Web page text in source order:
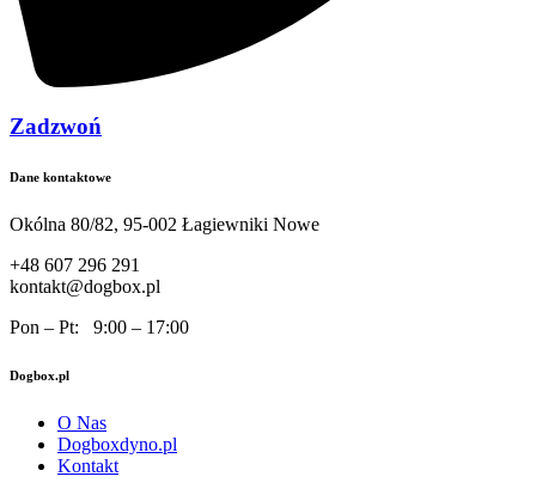
Zadzwoń
Dane kontaktowe
Okólna 80/82, 95-002 Łagiewniki Nowe
+48 607 296 291
kontakt@dogbox.pl
Pon – Pt: 9:00 – 17:00
Dogbox.pl
O Nas
Dogboxdyno.pl
Kontakt